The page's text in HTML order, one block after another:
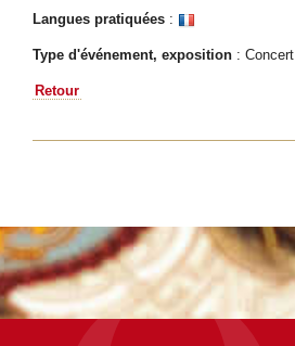
Langues pratiquées :
Type d'événement, exposition : Concert
Retour